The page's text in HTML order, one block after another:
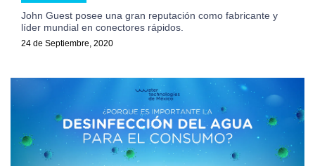
John Guest posee una gran reputación como fabricante y
líder mundial en conectores rápidos.
24 de Septiembre, 2020